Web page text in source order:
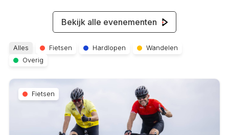
Bekijk alle evenementen
Alles Fietsen Hardlopen
Wandelen
Overig
Fietsen